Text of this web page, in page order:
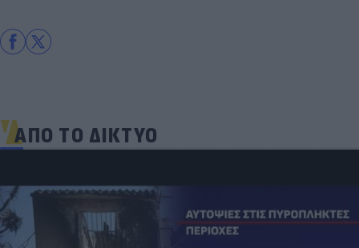
ΑΠΟ ΤΟ ΔΙΚΤΥΟ